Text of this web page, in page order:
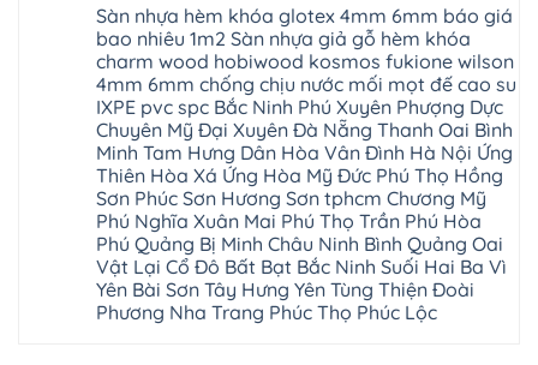
Nam
Định
Sóc
Sơn
Ninh
Bình
Thái
Bình
Vĩnh
Phúc
Tây
Hồ
Thanh
Hóa
Đống
Đa
Nghệ
An
đà
nẵng
thanh
xuân
cầu
giấy
hoành
bồ
hạ
long
ninh
giang
hoàng
mai
quảng
ninh
tây
hồ
sơn
tây
nhựa
composite
Phúc
Thọ
Phúc
Lộc
Hát
Môn
Sài
Gòn
Thạch
Thất
Hạ
Bằng
Tây
Phương
tphcm
Hòa
Lạc
Yên
Xuân
nghiệp
tại
Hà
Nội
Sửa
sàn
nhựa
giả
gỗ
Sửa
mặt
bậc
cầu
thang
nhựa
sửa
cửa
nhựa
composite
Thanh
bình
luận
ở
Sửa
sàn
gỗ
bị
hở
tại
Hà
Nội
Sửa
sàn
gỗ
công
nghiệp
bị
hở
Sửa
sàn
Sàn nhựa hèm khóa glotex 4mm 6mm báo giá
bao nhiêu 1m2 Sàn nhựa giả gỗ hèm khóa
charm wood hobiwood kosmos fukione wilson
4mm 6mm chống chịu nước mối mọt đế cao su
IXPE pvc spc Bắc Ninh Phú Xuyên Phượng Dực
Chuyên Mỹ Đại Xuyên Đà Nẵng Thanh Oai Bình
Minh Tam Hưng Dân Hòa Vân Đình Hà Nội Ứng
Thiên Hòa Xá Ứng Hòa Mỹ Đức Phú Thọ Hồng
Sơn Phúc Sơn Hương Sơn tphcm Chương Mỹ
Phú Nghĩa Xuân Mai Phú Thọ Trần Phú Hòa
Phú Quảng Bị Minh Châu Ninh Bình Quảng Oai
Vật Lại Cổ Đô Bất Bạt Bắc Ninh Suối Hai Ba Vì
Yên Bài Sơn Tây Hưng Yên Tùng Thiện Đoài
Phương Nha Trang Phúc Thọ Phúc Lộc